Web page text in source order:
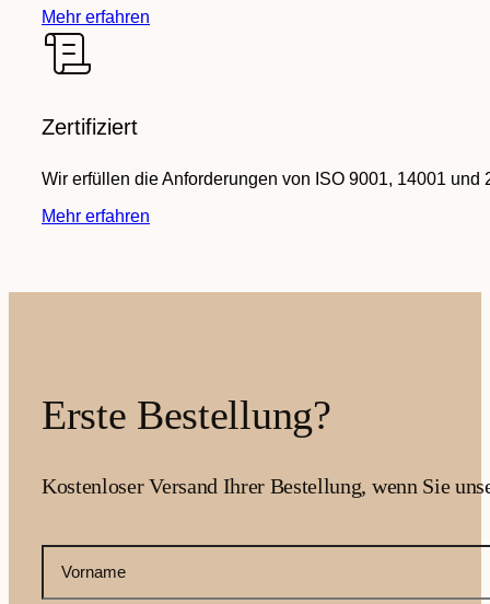
Mehr erfahren
Zertifiziert
Wir erfüllen die Anforderungen von ISO 9001, 14001
Mehr erfahren
Erste Bestellung?
Kostenloser Versand Ihrer Bestellung, wenn Sie
Ihr
Vorname
(erforderlich)